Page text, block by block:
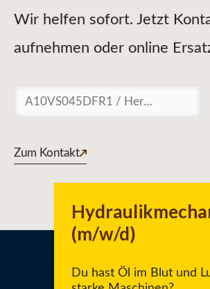
Wir helfen sofort. Jetzt
aufnehmen oder online
Suchen
Zum Kontakt
Du hast Öl im Blut und